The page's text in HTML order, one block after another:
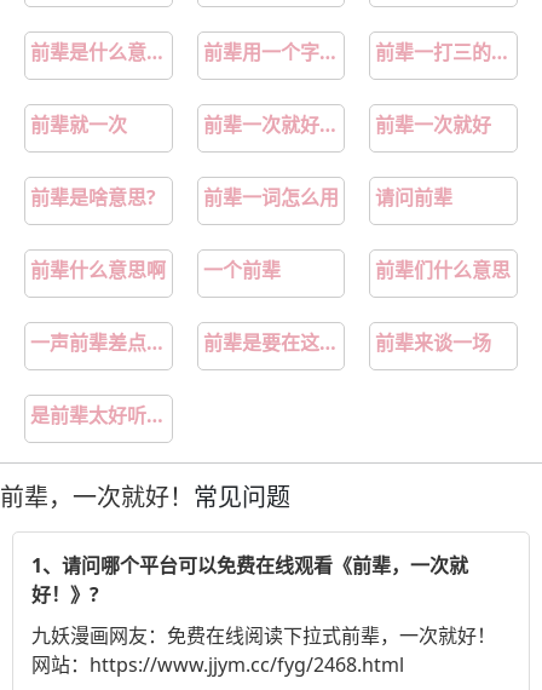
前辈是什么意思啊 前辈用一个字怎么说 前辈一打三的节奏
前辈就一次 前辈一次就好日语 前辈一次就好
前辈是啥意思? 前辈一词怎么用 请问前辈
前辈什么意思啊 一个前辈 前辈们什么意思
一声前辈差点把前辈送走 前辈是要在这里做吗 前辈来谈一场
是前辈太好听了第一次
前辈，一次就好！ 常见问题
1、请问哪个平台可以免费在线观看《前辈，一次就
好！》?
九妖漫画网友：免费在线阅读下拉式前辈，一次就好！
网站：https://www.jjym.cc/fyg/2468.html